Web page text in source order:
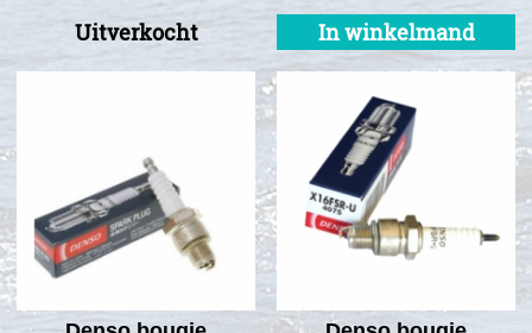
Uitverkocht In winkelmand